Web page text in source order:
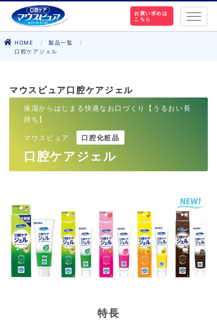
お買い求めは
こちら
HOME
製品一覧
口腔ケアジェル
マウスピュア口腔ケアジェル
保湿からはじまる快適なお口づくり【うるおい長
持ち】
マウスピュア
口腔ケアジェル
口腔化粧品
特長